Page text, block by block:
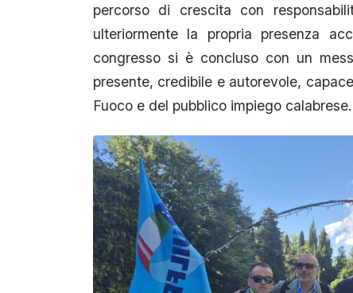
percorso di crescita con
ulteriormente la propria presenza
congresso si è concluso con un
presente, credibile e autorevole,
Fuoco e del pubblico impiego calabrese.